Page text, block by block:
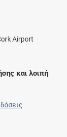
Airport
και λοιπή